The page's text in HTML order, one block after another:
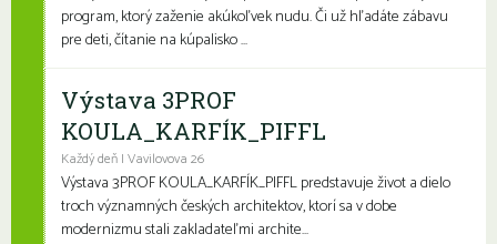
program, ktorý zaženie akúkoľvek nudu. Či už hľadáte zábavu
pre deti, čítanie na kúpalisko ...
Výstava 3PROF
KOULA_KARFÍK_PIFFL
Každý deň | Vavilovova 26
Výstava 3PROF KOULA_KARFÍK_PIFFL predstavuje život a dielo
troch významných českých architektov, ktorí sa v dobe
modernizmu stali zakladateľmi archite...